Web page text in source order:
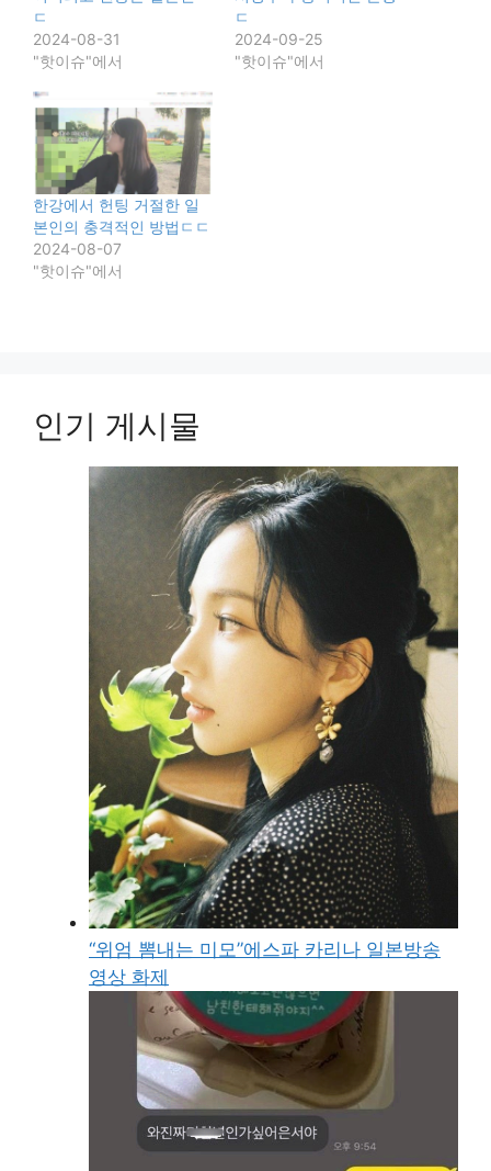
ㄷ
2024-08-31
"핫이슈"에서
ㄷ
2024-09-25
"핫이슈"에서
한강에서 헌팅 거절한 일
본인의 충격적인 방법ㄷㄷ
2024-08-07
"핫이슈"에서
인기 게시물
“위엄 뽐내는 미모”에스파 카리나 일본방송
영상 화제